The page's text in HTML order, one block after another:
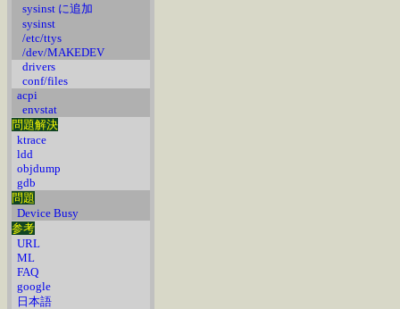
sysinst に追加
sysinst
/etc/ttys
/dev/MAKEDEV
drivers
conf/files
acpi
envstat
問題解決
ktrace
ldd
objdump
gdb
問題
Device Busy
参考
URL
ML
FAQ
google
日本語